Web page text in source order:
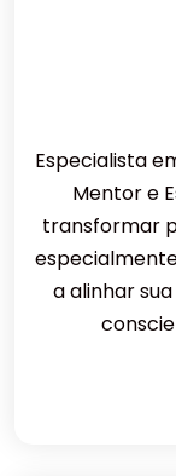
Especialista
Mentor e
transformar
a alinhar